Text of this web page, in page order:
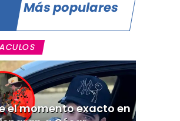
Más populares
el momento exacto en